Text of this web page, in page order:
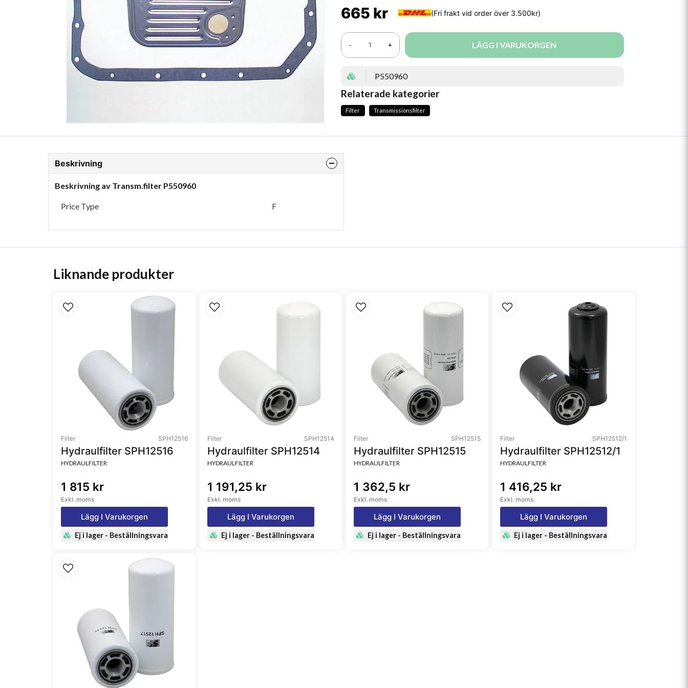
Motorolja tunga fordon
665 kr
- + LÄGG I VARUKORGEN
P550960
Relaterade kategorier
Filter Transmissionsfilter
Beskrivning
Beskrivning av Transm.filter P550960
Price Type F
Liknande produkter
Filter SPH12516
Hydraulfilter SPH12516
HYDRAULFILTER
1 815 kr
Exkl. moms
Lägg I Varukorgen
Ej i lager - Beställningsvara
Filter SPH12514
Hydraulfilter SPH12514
HYDRAULFILTER
1 191,25 kr
Exkl. moms
Lägg I Varukorgen
Ej i lager - Beställningsvara
Filter SPH12515
Hydraulfilter SPH12515
HYDRAULFILTER
1 362,5 kr
Exkl. moms
Lägg I Varukorgen
Ej i lager - Beställningsvara
Filter SPH12512/1
Hydraulfilter SPH12512/1
HYDRAULFILTER
1 416,25 kr
Exkl. moms
Lägg I Varukorgen
Ej i lager - Beställningsvara